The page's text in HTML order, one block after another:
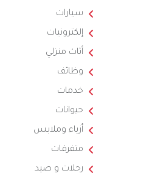
سيارات
إلكترونيات
أثاث منزلي
وظائف
خدمات
حيوانات
أزياء وملابس
متفرقات
رحلات و صيد